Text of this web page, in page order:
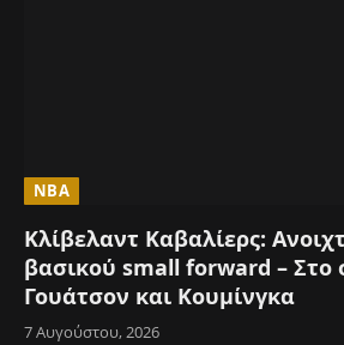
NBA
Κλίβελαντ Καβαλίερς:
βασικού small forward – Στο
Γουάτσον και Κουμίνγκα
7 Αυγούστου, 2026